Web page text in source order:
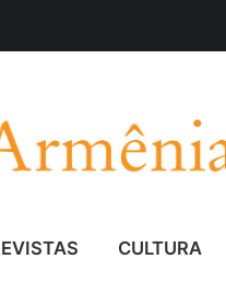
CULTURA